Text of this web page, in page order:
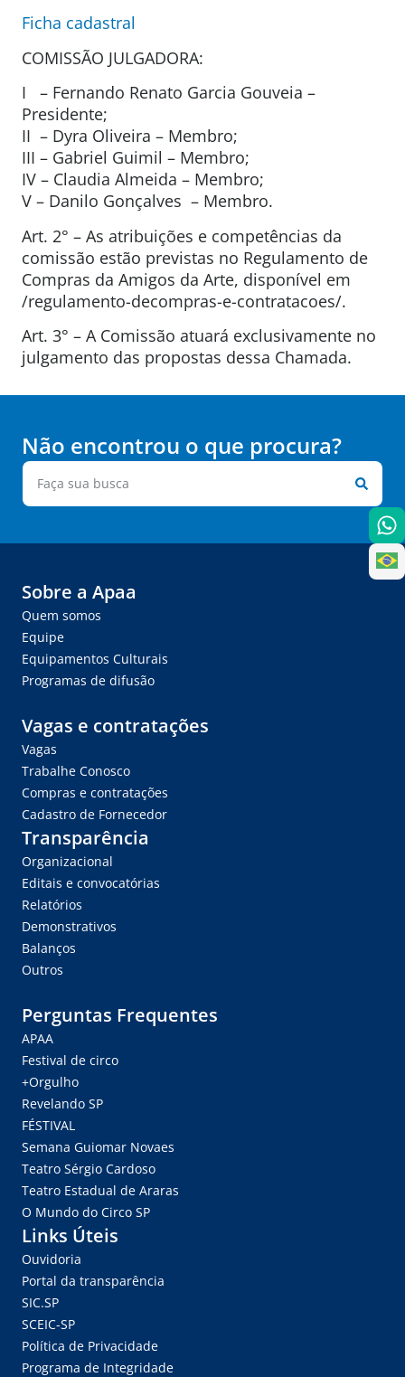
Ficha cadastral
COMISSÃO JULGADORA:
I – Fernando Renato Garcia Gouveia –
Presidente;
II – Dyra Oliveira – Membro;
III – Gabriel Guimil – Membro;
IV – Claudia Almeida – Membro;
V – Danilo Gonçalves – Membro.
Art. 2° – As atribuições e competências da
comissão estão previstas no Regulamento de
Compras da Amigos da Arte, disponível em
/regulamento-decompras-e-contratacoes/.
Art. 3° – A Comissão atuará exclusivamente no
julgamento das propostas dessa Chamada.
Não encontrou o que procura?
Sobre a Apaa
Quem somos
Equipe
Equipamentos Culturais
Programas de difusão
Vagas e contratações
Vagas
Trabalhe Conosco
Compras e contratações
Cadastro de Fornecedor
Transparência
Organizacional
Editais e convocatórias
Relatórios
Demonstrativos
Balanços
Outros
Perguntas Frequentes
APAA
Festival de circo
+Orgulho
Revelando SP
FÉSTIVAL
Semana Guiomar Novaes
Teatro Sérgio Cardoso
Teatro Estadual de Araras
O Mundo do Circo SP
Links Úteis
Ouvidoria
Portal da transparência
SIC.SP
SCEIC-SP
Política de Privacidade
Programa de Integridade